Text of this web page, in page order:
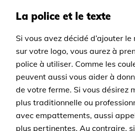
La police et le texte
Si vous avez décidé d’ajouter
sur votre logo, vous aurez à
police à utiliser. Comme les
peuvent aussi vous aider à
de votre ferme. Si vous désirez
plus traditionnelle ou
avec empattements, aussi
plus pertinentes. Au contraire,